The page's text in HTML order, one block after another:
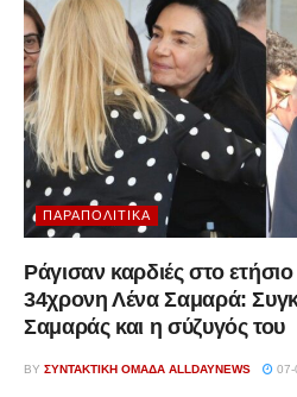
ΠΑΡΑΠΟΛΙΤΙΚΆ
Ράγισαν καρδιές στο
34χρονη Λένα Σαμαρά:
Σαμαράς και η σύζυγός του
BY ΣΥΝΤΑΚΤΙΚΉ ΟΜΆΔΑ ALLDAYNEWS 07-